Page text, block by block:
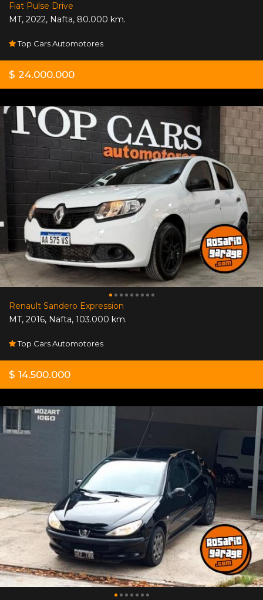
Fiat Pulse Drive
MT, 2022, Nafta, 80.000 km.
Top Cars Automotores
$ 24.000.000
Renault Sandero Expression
MT, 2016, Nafta, 103.000 km.
Top Cars Automotores
$ 14.500.000